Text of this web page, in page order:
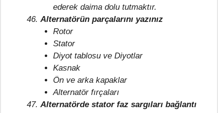
ederek daima dolu tutmaktır.
Alternatörün parçalarını yazınız
Rotor
Stator
Diyot tablosu ve Diyotlar
Kasnak
Ön ve arka kapaklar
Alternatör fırçaları
Alternatörde stator faz sargıları bağlantı